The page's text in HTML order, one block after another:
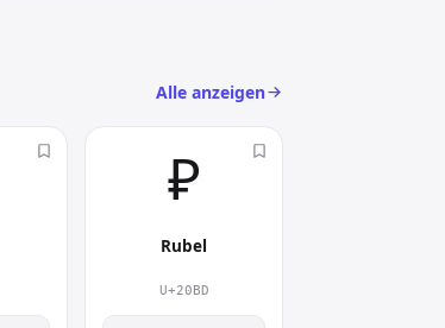
Alle anzeigen
₽︎
Rubel
U+20BD